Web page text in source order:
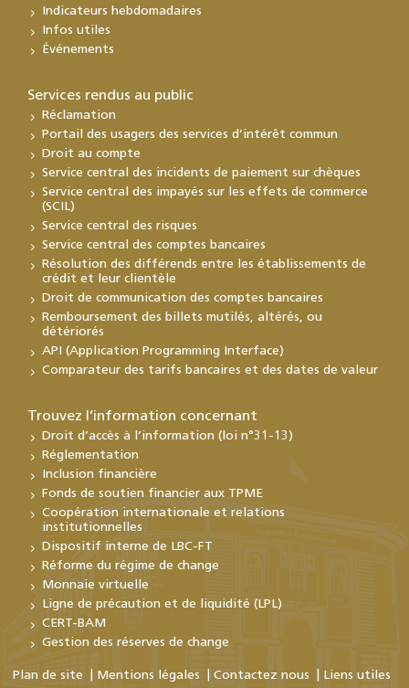
Indicateurs hebdomadaires
Infos utiles
Événements
Services rendus au public
Réclamation
Portail des usagers des services d’intérêt commun
Droit au compte
Service central des incidents de paiement sur chèques
Service central des impayés sur les effets de commerce
(SCIL)
Service central des risques
Service central des comptes bancaires
Résolution des différends entre les établissements de
crédit et leur clientèle
Droit de communication des comptes bancaires
Remboursement des billets mutilés, altérés, ou
détériorés
API (Application Programming Interface)
Comparateur des tarifs bancaires et des dates de valeur
Trouvez l’information concernant
Droit d’accès à l’information (loi n°31-13)
Réglementation
Inclusion financière
Fonds de soutien financier aux TPME
Coopération internationale et relations
institutionnelles
Dispositif interne de LBC-FT
Réforme du régime de change
Monnaie virtuelle
Ligne de précaution et de liquidité (LPL)
CERT-BAM
Gestion des réserves de change
Plan de site Mentions légales Contactez nous Liens utiles